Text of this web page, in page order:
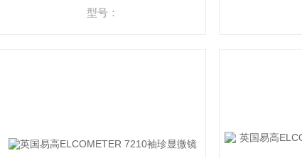
型号：